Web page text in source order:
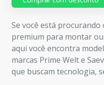
Se você está
premium para montar
aqui você encontra
marcas Prime Welt e
que buscam tecnologia,